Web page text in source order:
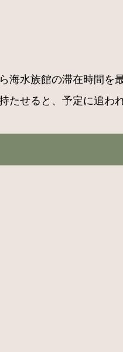
海水族館の滞在時間を
せると、予定に追わ